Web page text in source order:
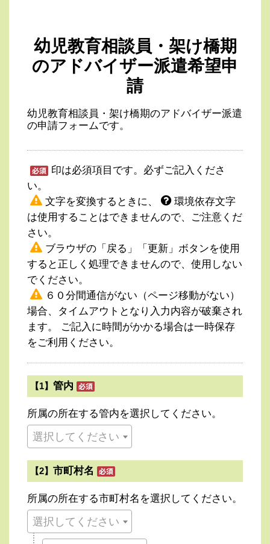
幼児教育相談員・架け橋期
のアドバイザー派遣希望申
請
幼児教育相談員・架け橋期のアドバイザー派遣
の申請フォームです。
印は必須項目です。必ずご記入くださ
い。
文字を変換するときに、
環境依存文字
は使用することはできませんので、ご注意くだ
さい。
ブラウザの「戻る」「更新」ボタンを使用
すると正しく処理できませんので、使用しない
でください。
６０分間通信がない（ページ移動がない）
場合、タイムアウトとなり入力内容が破棄され
ます。 ご記入に時間がかかる場合は一時保存
をご利用ください。
【1】 管内
所属の所在する管内を選択してください。
選択してください
【2】 市町村名
所属の所在する市町村名を選択してください。
選択してください